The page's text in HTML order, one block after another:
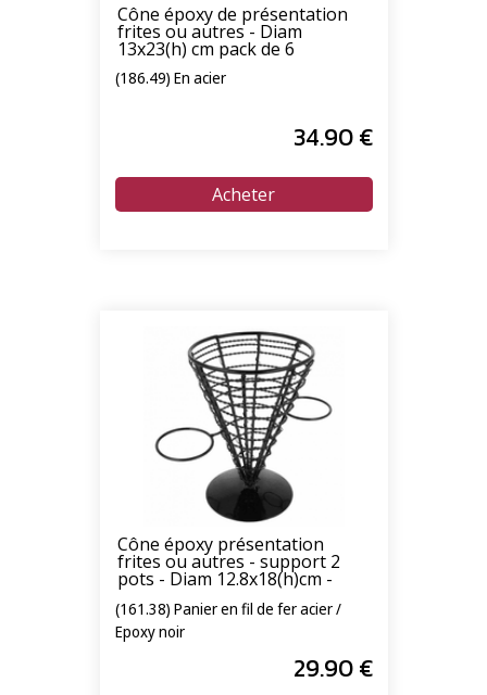
Cône époxy de présentation
frites ou autres - Diam
13x23(h) cm pack de 6
(186.49) En acier
34.90€
Cône époxy présentation
frites ou autres - support 2
pots - Diam 12.8x18(h)cm -
pack de 6
(161.38) Panier en fil de fer acier /
Epoxy noir
29.90€